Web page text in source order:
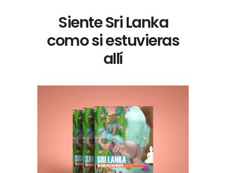
Siente Sri Lanka
como si estuvieras
allí